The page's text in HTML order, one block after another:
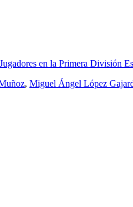
en la Primera División
, Miguel Ángel López